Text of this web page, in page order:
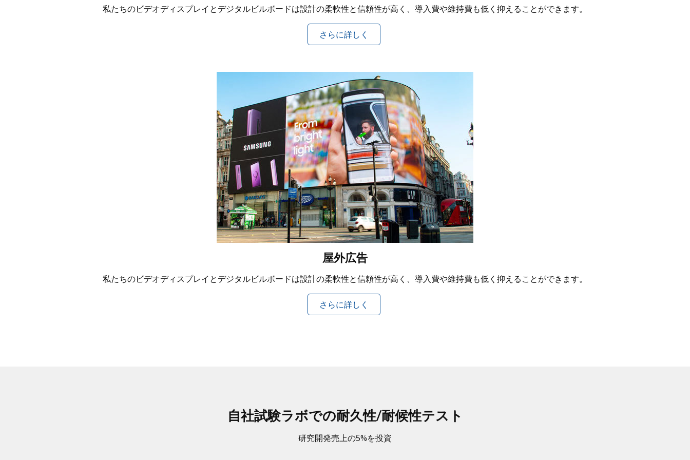
私たちのビデオディスプレイとデジタルビルボードは設計の柔軟性と信頼性が高く、導入費や維持費も低く抑えることができます。
さらに詳しく
屋外広告
私たちのビデオディスプレイとデジタルビルボードは設計の柔軟性と信頼性が高く、導入費や維持費も低く抑えることができます。
さらに詳しく
自社試験ラボでの耐久性/耐候性テスト
研究開発売上の5%を投資